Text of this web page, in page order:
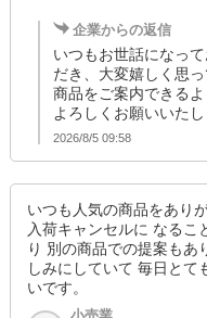
【★購入制限有りの記載のあ
※「内訳」または「商品名」
ては、システムの仕様上購入
に数量を購入制限数まで数量
また、同日に複数のご注文を
せて頂きますのでご了承お願い
企業からの返信
いつもお世話になっ
だき、大変嬉しく思
商品をご案内できる
よろしくお願いいたし
2026/8/5 09:58
いつも人気の商品をあり
入荷キャンセルに なるこ
り 別の商品での提案もあ
しみにしていて 毎日とて
いです。